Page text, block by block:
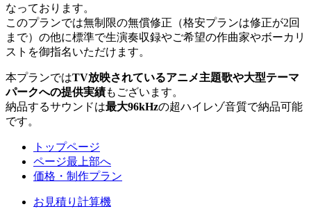
なっております。
このプランでは無制限の無償修正（格安プランは修正が2回
まで）の他に標準で生演奏収録やご希望の作曲家やボーカリ
ストを御指名いただけます。
本プランではTV放映されているアニメ主題歌や大型テーマ
パークへの提供実績もございます。
納品するサウンドは最大96kHzの超ハイレゾ音質で納品可能
です。
トップページ
ページ最上部へ
価格・制作プラン
お見積り計算機